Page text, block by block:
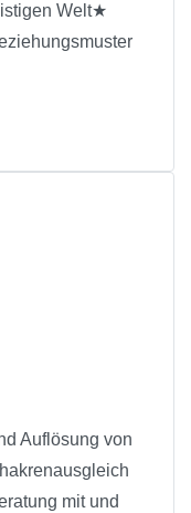
Welt★
Auflösung von
mit und